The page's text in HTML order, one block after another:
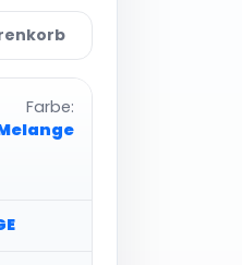
Farbe: